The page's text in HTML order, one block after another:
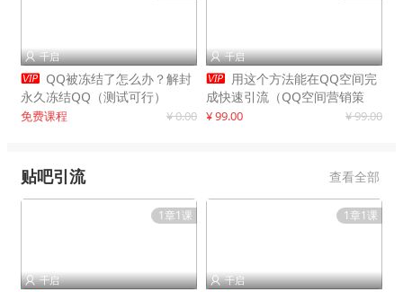
 千启
 QQ被冻结了怎么办？解封
永久冻结QQ（测试可行）
免费课程 ¥ 0.00
 千启
 用这个方法能在QQ空间完
成快速引流（QQ空间营销策
略）
¥ 99.00 ¥ 99.00
贴吧引流 查看全部
1章1课
 千启
1章1课
 千启